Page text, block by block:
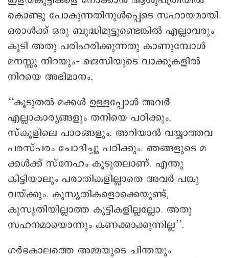
കൊണ്ടു പോകുന്നതിനുൾപ്പെടെ സഹായമായി.
ഒരാൾക്ക് ഒരു ബുദ്ധിമുട്ടുണ്ടെങ്കിൽ എല്ലാവരും
കൂടി അതു പരിഹരിക്കുന്നതു കാണുമ്പോൾ
മനസ്സു നിറയും– ജെസിയുടെ വാക്കുകളിൽ
നിറയെ അഭിമാനം.
‘‘കൂടുതൽ മക്കൾ ഉള്ളപ്പോൾ അവർ
എല്ലാകാര്യങ്ങളും തനിയെ പഠിക്കും.
സ്കൂളിലെ പാഠങ്ങളും. അറിയാൻ വയ്യാത്തവ
പരസ്പരം ചോദിച്ചു പഠിക്കും. ഞങ്ങളുടെ മ
ക്കൾക്ക് സ്നേഹം കൂടുതലാണ്. എന്തു
കിട്ടിയാലും പരാതികളില്ലാതെ അവർ പങ്കു
വയ്ക്കും. കുസൃതികളൊക്കെയുണ്ട്,
കുസൃതിയില്ലാത്ത കുട്ടികളില്ലല്ലോ. അതു
സഹനമായൊന്നും കണക്കാക്കുന്നില്ല’’.
ഗർഭകാലത്തെ അമ്മയുടെ ചിന്തയും